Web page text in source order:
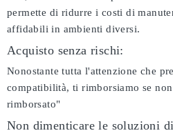
permette di ridurre i costi di
affidabili in ambienti diversi.
Acquisto senza rischi:
Nonostante tutta l'attenzione che
compatibilità, ti rimborsiamo se non
rimborsato"
Non dimenticare le soluzioni